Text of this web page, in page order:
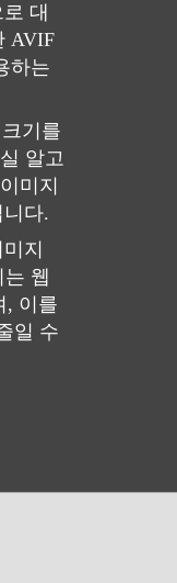
대
AVIF
하는
기를
알고
미지
다.
지
웹
, 이를
일 수